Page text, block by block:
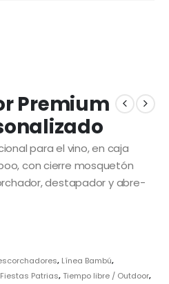
Premium
para el vino, en caja
con cierre mosquetón
destapador y abre-
, Línea Bambú,
Patrias,Tiempo libre / Outdoor,